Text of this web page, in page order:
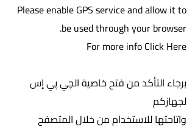
Please enable GPS service and allow it to
be used through your browser.
For more info Click Here
برجاء التأكد من فتح خاصية الچي پي إس
لجهازكم
واتاحتها للاستخدام من خلال المتصفح